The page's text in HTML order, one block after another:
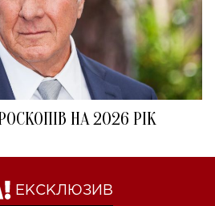
НА 2026 РІК
ЕКСКЛЮЗИВ